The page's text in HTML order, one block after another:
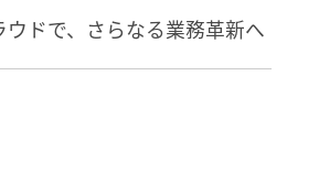
ドで、さらなる業務革新へ